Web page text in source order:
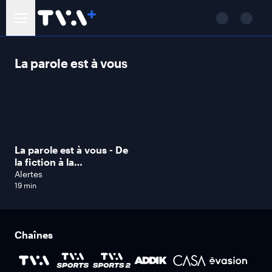
La parole est à vous
La parole est à vous - De
la fiction à la
criminologie
Alertes
19 min
Chaînes